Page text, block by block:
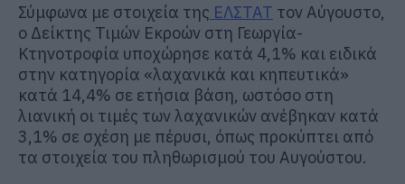
Σύμφωνα με στοιχεία της ΕΛΣΤΑΤ τον Αύγουστο,
ο Δείκτης Τιμών Εκροών στη Γεωργία-
Κτηνοτροφία υποχώρησε κατά 4,1% και ειδικά
στην κατηγορία «λαχανικά και κηπευτικά»
κατά 14,4% σε ετήσια βάση, ωστόσο στη
λιανική οι τιμές των λαχανικών ανέβηκαν κατά
3,1% σε σχέση με πέρυσι, όπως προκύπτει από
τα στοιχεία του πληθωρισμού του Αυγούστου.